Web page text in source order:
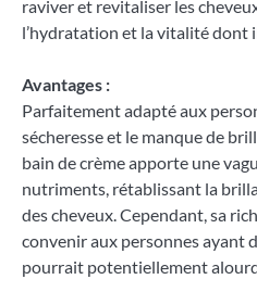
raviver et revitaliser les
l’hydratation et la vitalité dont
Avantages :
Parfaitement adapté aux
sécheresse et le manque de
bain de crème apporte une
nutriments, rétablissant la
des cheveux. Cependant, sa
convenir aux personnes ayant
pourrait potentiellement